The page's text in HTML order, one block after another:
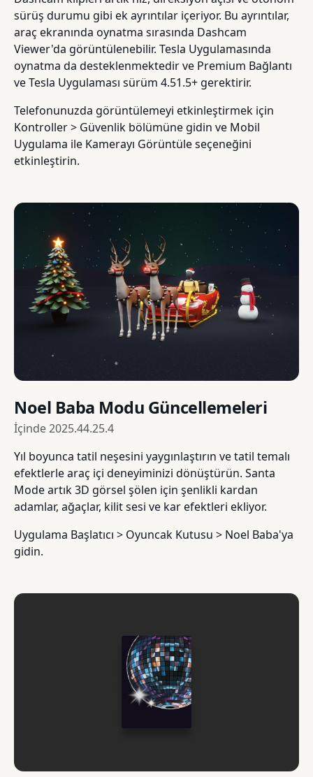
sürüş durumu gibi ek ayrıntılar içeriyor. Bu ayrıntılar,
araç ekranında oynatma sırasında Dashcam
Viewer'da görüntülenebilir. Tesla Uygulamasında
oynatma da desteklenmektedir ve Premium Bağlantı
ve Tesla Uygulaması sürüm 4.51.5+ gerektirir.
Telefonunuzda görüntülemeyi etkinleştirmek için
Kontroller > Güvenlik bölümüne gidin ve Mobil
Uygulama ile Kamerayı Görüntüle seçeneğini
etkinleştirin.
Noel Baba Modu Güncellemeleri
İçinde2025.44.25.4
Yıl boyunca tatil neşesini yaygınlaştırın ve tatil temalı
efektlerle araç içi deneyiminizi dönüştürün. Santa
Mode artık 3D görsel şölen için şenlikli kardan
adamlar, ağaçlar, kilit sesi ve kar efektleri ekliyor.
Uygulama Başlatıcı > Oyuncak Kutusu > Noel Baba'ya
gidin.